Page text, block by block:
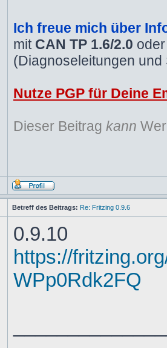
Ich freue mich über
mit CAN TP 1.6/2.0
(Diagnoseleitungen
Nutze PGP für Deine
Dieser Beitrag kann
Betreff des Beitrags: Re: Fritzing 0.9.6
0.9.10
https://
WPp0Rdk2FQ